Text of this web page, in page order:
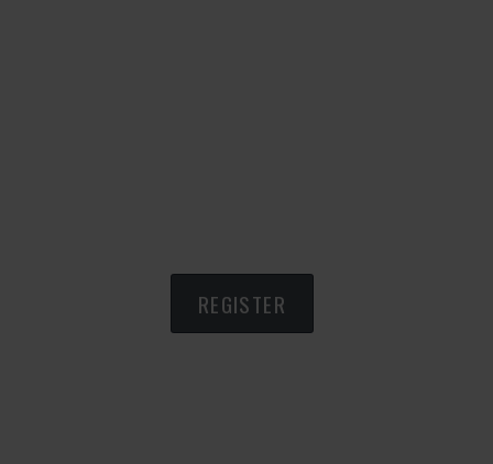
REGISTER